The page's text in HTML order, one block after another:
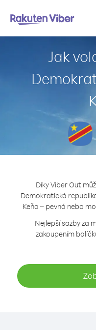
Jak
Díky Viber Out
Demokratická
Keňa – pevná nebo
Nejlepší sazby za
zakoupením